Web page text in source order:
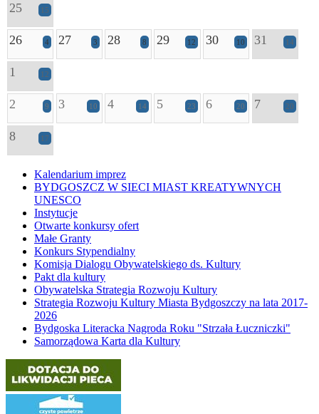
25 15
26 4 27 3 28 8 29 12 30 10 31 14
1 12
2 9 3 10 4 14 5 23 6 20 7 20
8 17
Kalendarium imprez
BYDGOSZCZ W SIECI MIAST KREATYWNYCH
UNESCO
Instytucje
Otwarte konkursy ofert
Małe Granty
Konkurs Stypendialny
Komisja Dialogu Obywatelskiego ds. Kultury
Pakt dla kultury
Obywatelska Strategia Rozwoju Kultury
Strategia Rozwoju Kultury Miasta Bydgoszczy na lata 2017-
2026
Bydgoska Literacka Nagroda Roku "Strzała Łuczniczki"
Samorządowa Karta dla Kultury